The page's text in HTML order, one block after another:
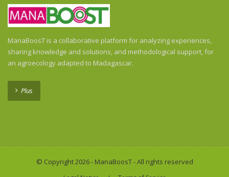
ManaBoosT is a collaborative platform for analyzing experiences,
sharing knowledge and solutions, and methodological support, for
an agroecology adapted to Madagascar.
Plus
© Copyright 2026 - ManaBoosT - All rights reserved